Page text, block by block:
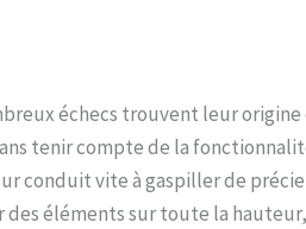
échecs trouvent leur origine
tenir compte de la
conduit vite à gaspiller de
des éléments sur toute la